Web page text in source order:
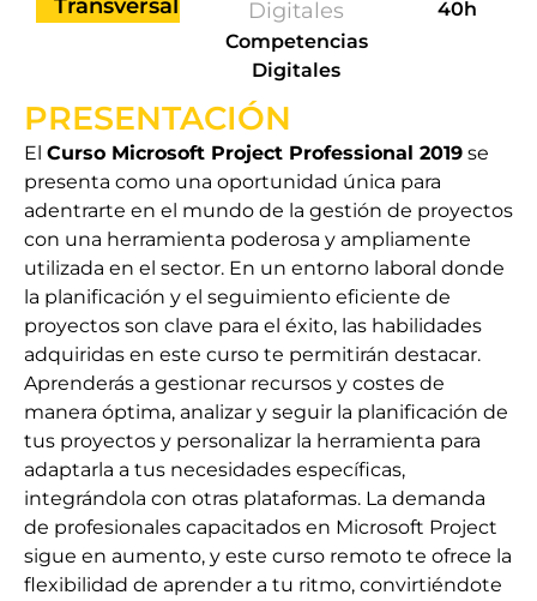
Transversal
Digitales
Competencias
Digitales
40h
PRESENTACIÓN
El Curso Microsoft Project Professional 2019 se
presenta como una oportunidad única para
adentrarte en el mundo de la gestión de proyectos
con una herramienta poderosa y ampliamente
utilizada en el sector. En un entorno laboral donde
la planificación y el seguimiento eficiente de
proyectos son clave para el éxito, las habilidades
adquiridas en este curso te permitirán destacar.
Aprenderás a gestionar recursos y costes de
manera óptima, analizar y seguir la planificación de
tus proyectos y personalizar la herramienta para
adaptarla a tus necesidades específicas,
integrándola con otras plataformas. La demanda
de profesionales capacitados en Microsoft Project
sigue en aumento, y este curso remoto te ofrece la
flexibilidad de aprender a tu ritmo, convirtiéndote